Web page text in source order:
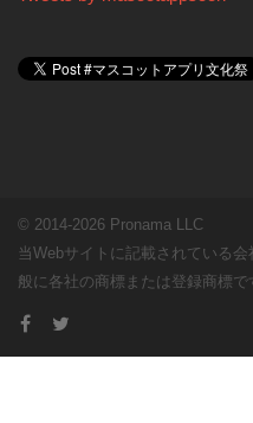
© 2014-2026 Pronama LLC
当Webサイトに記載されている
般に各社の商標または登録商標で